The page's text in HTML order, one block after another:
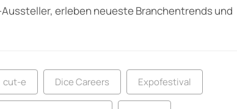
erleben neueste Branchentrends und
cut-e Dice Careers Expofestival